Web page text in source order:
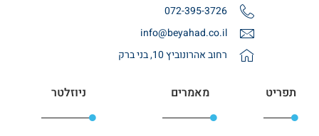
072-395-3726
info@beyahad.co.il
רחוב אהרונוביץ 10, בני ברק
תפריט מאמרים ניוזלטר